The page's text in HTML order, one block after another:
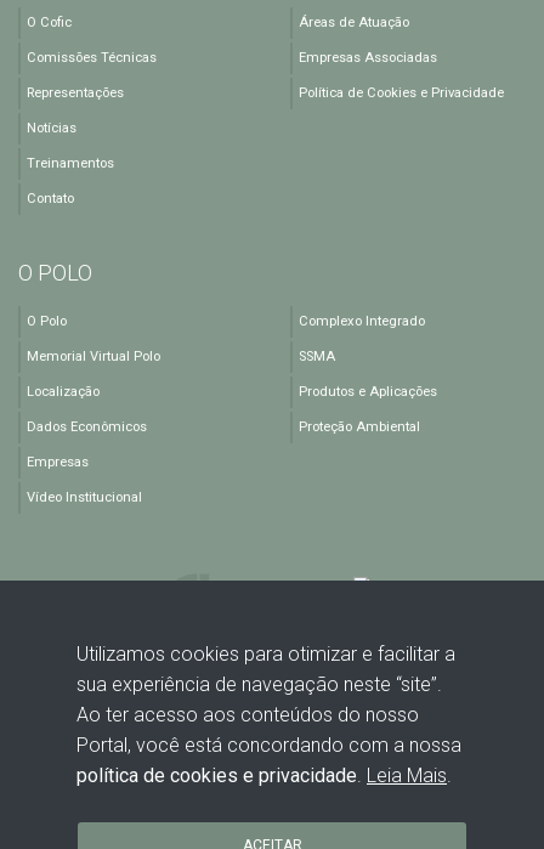
Utilizamos cookies para otimizar e facilitar a
sua experiência de navegação neste “site”.
Ao ter acesso aos conteúdos do nosso
Portal, você está concordando com a nossa
política de cookies e privacidade. Leia Mais.
ACEITAR
O Cofic
Comissões Técnicas
Representações
Áreas de Atuação
Empresas Associadas
Política de Cookies e Privacidade
Notícias
Treinamentos
Contato
O POLO
O Polo
Memorial Virtual Polo
Localização
Dados Econômicos
Complexo Integrado
SSMA
Produtos e Aplicações
Proteção Ambiental
Empresas
Vídeo Institucional
Rodovia BA 512, KM 1,5 - Polo Industrial de Camaçari - Camaçari -
BA - CEP: 42816-440